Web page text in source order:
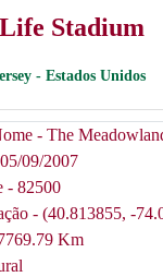
Stadium
- Estados Unidos
- The
09/2007
- 82500
- (40.813855, -
Km